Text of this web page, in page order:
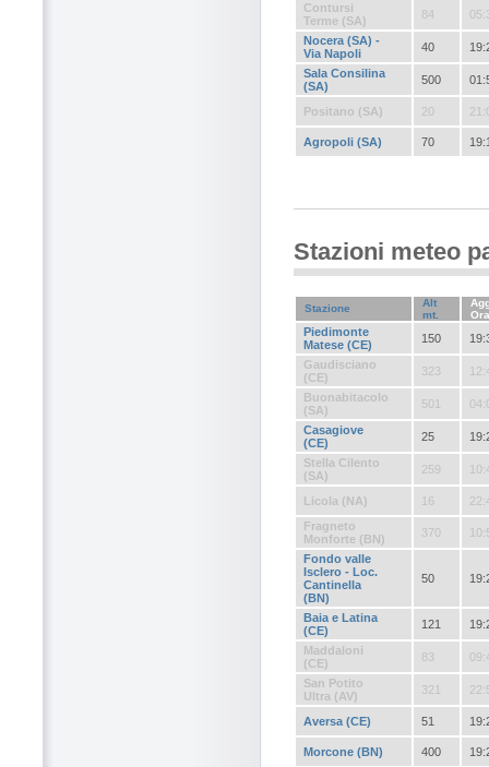
Contursi
Terme (SA)
84
Nocera (SA) -
Via Napoli
40
Sala Consilina
(SA)
500
Positano (SA) 20
Agropoli (SA) 70
Stazioni meteo
Stazione
Alt
mt.
Ora
Piedimonte
Matese (CE)
150
Gaudisciano
(CE)
323
Buonabitacolo
(SA)
501
Casagiove
(CE)
25
Stella Cilento
(SA)
259
Licola (NA) 16
Fragneto
Monforte (BN)
370
Fondo valle
Isclero - Loc.
Cantinella
(BN)
50
Baia e Latina
(CE)
121
Maddaloni
(CE)
83
San Potito
Ultra (AV)
321
Aversa (CE) 51
Morcone (BN) 400